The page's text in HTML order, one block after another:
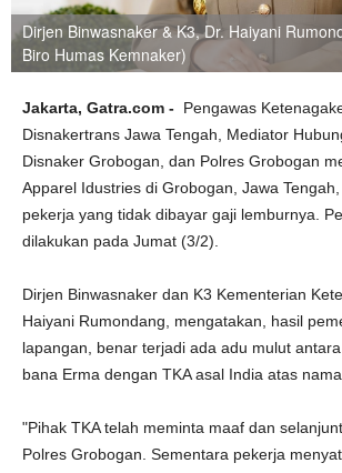
Dirjen Binwasnaker & K3, Dr. Haiyani
Biro Humas Kemnaker)
Jakarta, Gatra.com - Pengawas
Disnakertrans Jawa Tengah, Mediator
Disnaker Grobogan, dan Polres Grobogan
Apparel Idustries di Grobogan, Jawa
pekerja yang tidak dibayar gaji lemburnya.
dilakukan pada Jumat (3/2).
Dirjen Binwasnaker dan K3 Kementerian
Haiyani Rumondang, mengatakan, hasil
lapangan, benar terjadi ada adu mulut
bana Erma dengan TKA asal India atas nama
"Pihak TKA telah meminta maaf dan
Polres Grobogan. Sementara pekerja